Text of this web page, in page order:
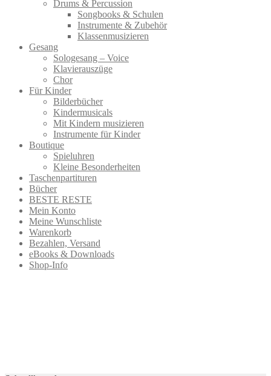
Drums & Percussion
Songbooks & Schulen
Instrumente & Zubehör
Klassenmusizieren
Gesang
Sologesang – Voice
Klavierauszüge
Chor
Für Kinder
Bilderbücher
Kindermusicals
Mit Kindern musizieren
Instrumente für Kinder
Boutique
Spieluhren
Kleine Besonderheiten
Taschenpartituren
Bücher
BESTE RESTE
Mein Konto
Meine Wunschliste
Warenkorb
Bezahlen, Versand
eBooks & Downloads
Shop-Info